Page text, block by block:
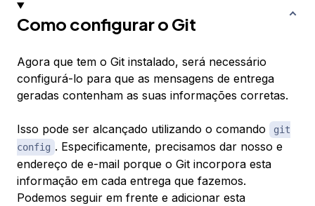
Como configurar o Git
Agora que tem o Git instalado, será necessário
configurá-lo para que as mensagens de entrega
geradas contenham as suas informações corretas.
Isso pode ser alcançado utilizando o comando
git
config . Especificamente, precisamos dar nosso e
endereço de e-mail porque o Git incorpora esta
informação em cada entrega que fazemos.
Podemos seguir em frente e adicionar esta